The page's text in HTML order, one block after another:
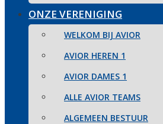
ONZE VERENIGING
WELKOM BIJ AVIOR
AVIOR HEREN 1
AVIOR DAMES 1
ALLE AVIOR TEAMS
ALGEMEEN BESTUUR